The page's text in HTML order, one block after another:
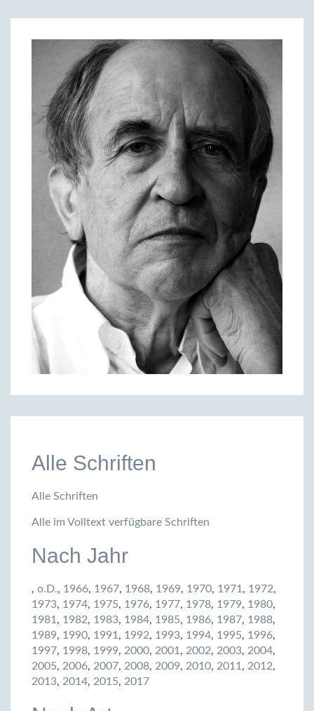
Alle Schriften
Alle Schriften
Alle im Volltext verfügbare Schriften
Nach Jahr
, o.D., 1966, 1967, 1968, 1969, 1970, 1971, 1972,
1973, 1974, 1975, 1976, 1977, 1978, 1979, 1980,
1981, 1982, 1983, 1984, 1985, 1986, 1987, 1988,
1989, 1990, 1991, 1992, 1993, 1994, 1995, 1996,
1997, 1998, 1999, 2000, 2001, 2002, 2003, 2004,
2005, 2006, 2007, 2008, 2009, 2010, 2011, 2012,
2013, 2014, 2015, 2017